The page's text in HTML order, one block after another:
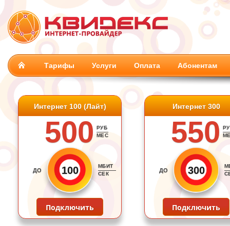
Тарифы Услуги Оплата Абонентам
Интернет 100 (Лайт)
500
РУБ
МЕС
ДО 100
МБИТ
СЕК
Интернет 300
550
ДО 300